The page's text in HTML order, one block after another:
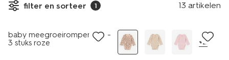
filter en sorteer 1 13 artikelen
sale
baby meegroeirompers rib -
3 stuks roze
+2